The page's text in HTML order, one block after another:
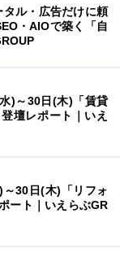
タル・広告だけに頼
・AIOで築く「自
)～30日(木)「賃貸
壇レポート｜いえ
30日(木)「リフォ
ート｜いえらぶGR